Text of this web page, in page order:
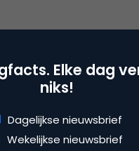
Linthorst
(1976) is internet
Elke dag
niks!
Dagelijkse nieuwsbrief
Wekelijkse nieuwsbrief